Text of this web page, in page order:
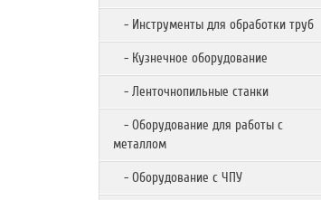
- Инструменты для обработки труб
- Кузнечное оборудование
- Ленточнопильные станки
- Оборудование для работы с
металлом
- Оборудование с ЧПУ